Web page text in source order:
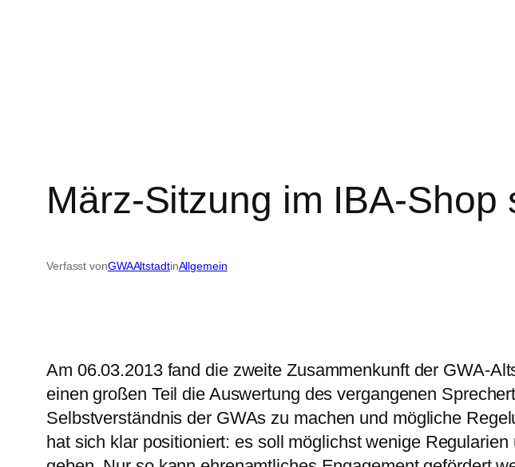
März-Sitzung im IBA-
Verfasst vonGWAAltstadtinAllgemein
Am 06.03.2013 fand die zweite Zusammenkunft der GWA-
einen großen Teil die Auswertung des vergangenen
Selbstverständnis der GWAs zu machen und mögliche
hat sich klar positioniert: es soll möglichst wenige